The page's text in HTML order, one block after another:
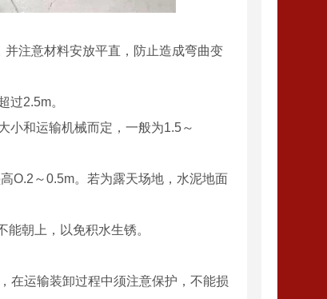
注意材料安放平直，防止造成弯曲变
过2.5m。
小和运输机械而定，一般为1.5～
O.2～0.5m。若为露天场地，水泥地面
朝上，以免积水生锈。
在运输装卸过程中须注意保护，不能损